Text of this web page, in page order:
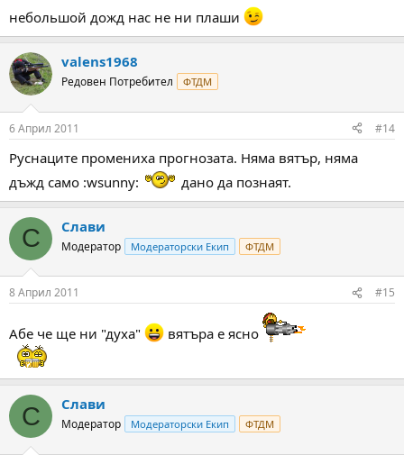
небольшой дожд нас не ни плаши
valens1968
Редовен Потребител ФТДМ
6 Април 2011 #14
Руснаците промениха прогнозата. Няма вятър, няма
дъжд само :wsunny:
дано да познаят.
С Слави
Модератор Модераторски Екип ФТДМ
8 Април 2011 #15
Абе че ще ни "духа" вятъра е ясно
С Слави
Модератор Модераторски Екип ФТДМ